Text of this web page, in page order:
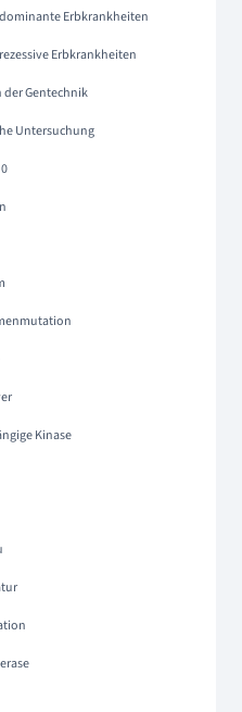
Erbkrankheiten
Erbkrankheiten
der Gentechnik
Untersuchung
Kinase